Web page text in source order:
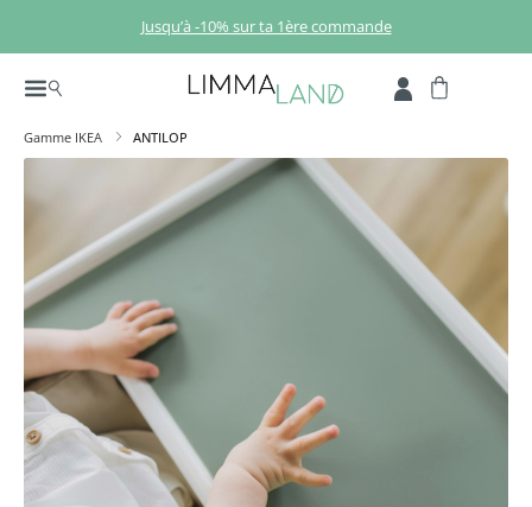
Passer au contenu principalJusqu’à -10% sur ta 1ère commande
Gamme IKEA ANTILOP